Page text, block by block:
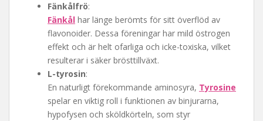
Fänkålfrö:
Fänkål har länge berömts för sitt överflöd av
flavonoider. Dessa föreningar har mild östrogen
effekt och är helt ofarliga och icke-toxiska, vilket
resulterar i säker brösttillväxt.
L-tyrosin:
En naturligt förekommande aminosyra, Tyrosine
spelar en viktig roll i funktionen av binjurarna,
hypofysen och sköldkörteln, som styr